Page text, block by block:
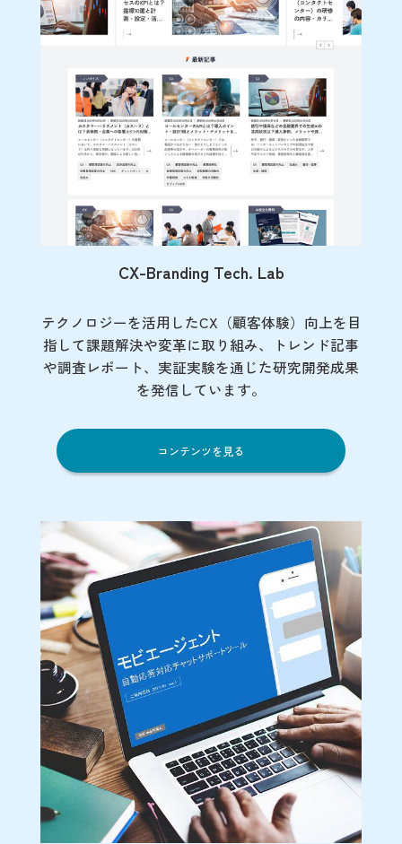
CX-Branding Tech. Lab
テクノロジーを活用したCX（顧客体験）向上を目
指して課題解決や変革に取り組み、トレンド記事
や調査レポート、実証実験を通じた研究開発成果
を発信しています。
コンテンツを見る